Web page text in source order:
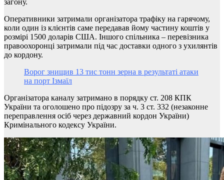
Оперативники затримали організатора трафіку на гарячому,
коли один із клієнтів саме передавав йому частину коштів у
розмірі 1500 доларів США. Іншого спільника – перевізника
правоохоронці затримали під час доставки одного з ухилянтів
до кордону.
Ворог знищив 13 тис тонн зерна в результаті атаки
на порт Ізмаїл
Організатора каналу затримано в порядку ст. 208 КПК
України та оголошено про підозру за ч. 3 ст. 332 (незаконне
переправлення осіб через державний кордон України)
Кримінального кодексу України.